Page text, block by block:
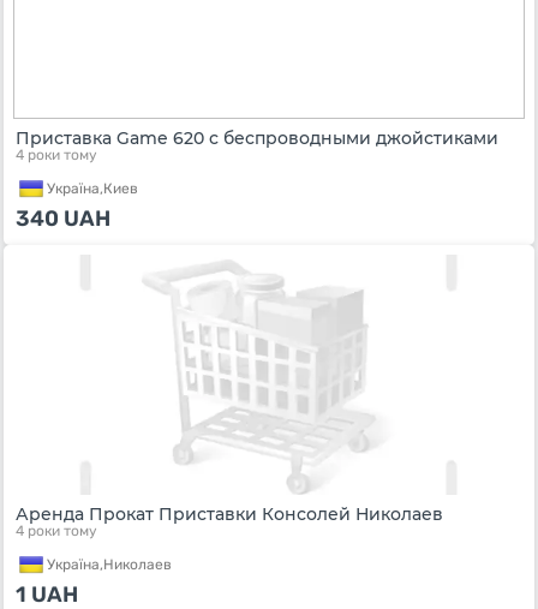
Приставка Game 620 с беспроводными джойстиками
4 роки тому
Україна,Киев
340 UAH
Аренда Прокат Приставки Консолей Николаев
4 роки тому
Україна,Николаев
1 UAH